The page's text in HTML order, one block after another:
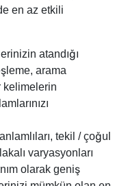
en az etkili
atandığı
arama
kelimelerin
tekil / çoğul
varyasyonları
olarak geniş